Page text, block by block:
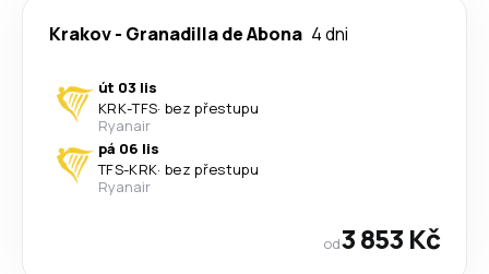
Krakov- Granadilla de Abona 4 dni
út 03 lis
KRK-TFS· bez přestupu
Ryanair
pá 06 lis
TFS-KRK· bez přestupu
Ryanair
od3 853 Kč